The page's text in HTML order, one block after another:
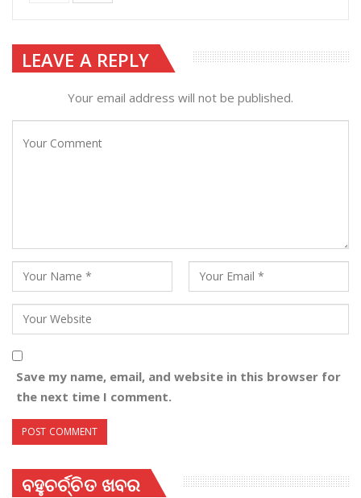
LEAVE A REPLY
Your email address will not be published.
Save my name, email, and website in this browser for
the next time I comment.
ବହୁଚର୍ଚ୍ଚିତ ଖବର